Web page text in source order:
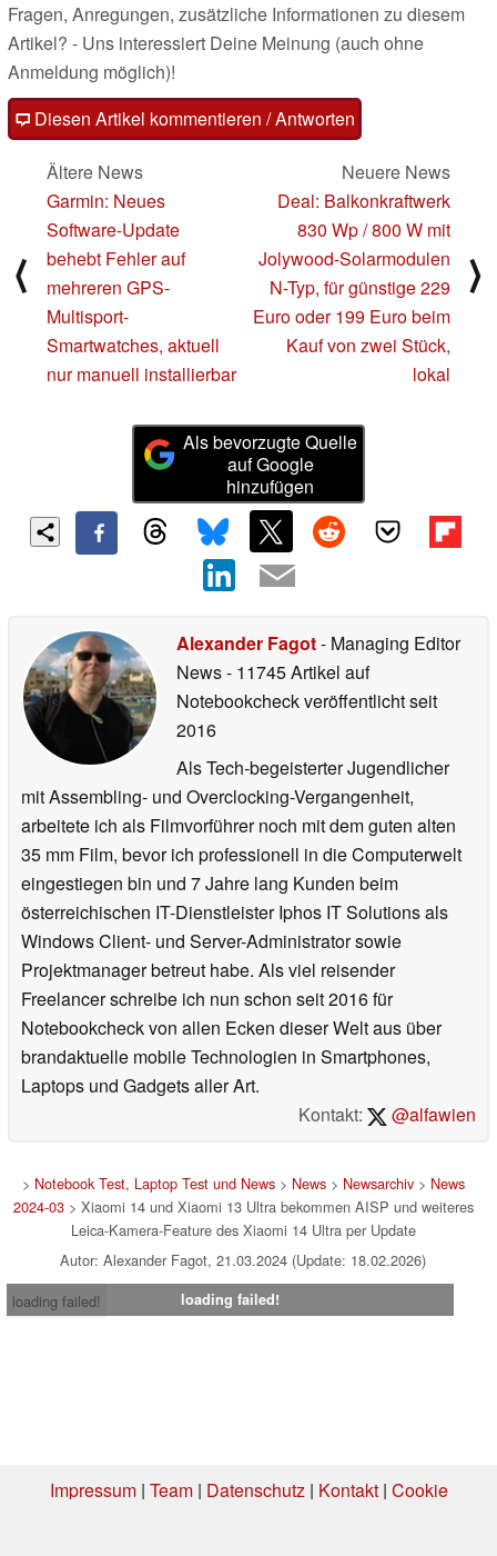
Fragen, Anregungen, zusätzliche Informationen zu diesem
Artikel? - Uns interessiert Deine Meinung (auch ohne
Anmeldung möglich)!
Diesen Artikel kommentieren / Antworten
⟨
Ältere News
Garmin: Neues
Software-Update
behebt Fehler auf
mehreren GPS-
Multisport-
Smartwatches, aktuell
nur manuell installierbar
Neuere News
Deal: Balkonkraftwerk
830 Wp / 800 W mit
Jolywood-Solarmodulen
N-Typ, für günstige 229
Euro oder 199 Euro beim
Kauf von zwei Stück,
lokal
⟩
Als bevorzugte Quelle
auf Google
hinzufügen
Alexander Fagot- Managing Editor
News- 11745 Artikel auf
Notebookcheck veröffentlichtseit
2016
Als Tech-begeisterter Jugendlicher
mit Assembling- und Overclocking-Vergangenheit,
arbeitete ich als Filmvorführer noch mit dem guten alten
35 mm Film, bevor ich professionell in die Computerwelt
eingestiegen bin und 7 Jahre lang Kunden beim
österreichischen IT-Dienstleister Iphos IT Solutions als
Windows Client- und Server-Administrator sowie
Projektmanager betreut habe. Als viel reisender
Freelancer schreibe ich nun schon seit 2016 für
Notebookcheck von allen Ecken dieser Welt aus über
brandaktuelle mobile Technologien in Smartphones,
Laptops und Gadgets aller Art.
Kontakt:
@alfawien
> Notebook Test, Laptop Test und News> News> Newsarchiv> News
2024-03> Xiaomi 14 und Xiaomi 13 Ultra bekommen AISP und weiteres
Leica-Kamera-Feature des Xiaomi 14 Ultra per Update
Autor: Alexander Fagot, 21.03.2024 (Update: 18.02.2026)
loading failed!
loading failed!
Impressum| Team| Datenschutz| Kontakt| Cookie